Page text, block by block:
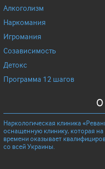
Алкоголизм
Наркомания
Игромания
Созависимость
Детокс
Программа 12 шагов
О
Наркологическая клиника
оснащенную клинику, которая
времени оказывает
со всей Украины.